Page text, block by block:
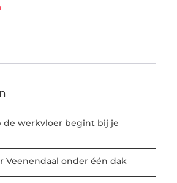
de werkvloer begint bij je
Veenendaal onder één dak